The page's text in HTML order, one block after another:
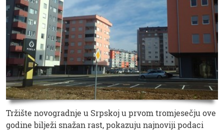
Tržište novogradnje u Srpskoj u prvom tromjesečju ove
godine bilježi snažan rast, pokazuju najnoviji podaci